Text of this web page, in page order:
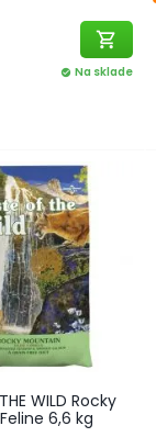
shopping_cart
check_circle Na sklade
WILD Rocky
6,6 kg